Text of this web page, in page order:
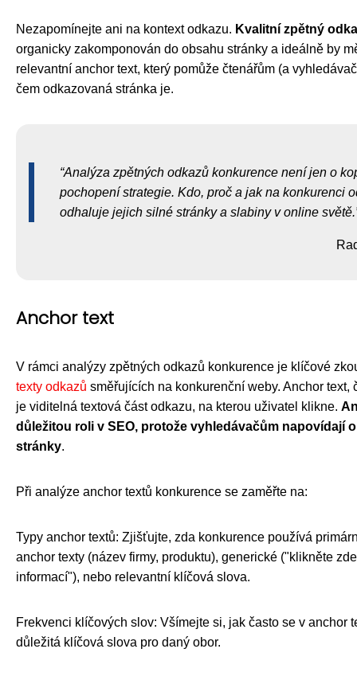
Nezapomínejte ani na kontext odkazu. Kvalitní zpětný
organicky zakomponován do obsahu stránky a ideálně by
relevantní anchor text, který pomůže čtenářům (a
čem odkazovaná stránka je.
Analýza zpětných odkazů konkurence není jen o
pochopení strategie. Kdo, proč a jak na konkurenci
odhaluje jejich silné stránky a slabiny v online světě.
Anchor text
V rámci analýzy zpětných odkazů konkurence je klíčové
texty odkazů směřujících na konkurenční weby. Anchor text,
je viditelná textová část odkazu, na kterou uživatel klikne.
důležitou roli v SEO, protože vyhledávačům napovídají
stránky.
Při analýze anchor textů konkurence se zaměřte na:
Typy anchor textů: Zjišťujte, zda konkurence používá
anchor texty (název firmy, produktu), generické ("klikněte
informací"), nebo relevantní klíčová slova.
Frekvenci klíčových slov: Všímejte si, jak často se v anchor
důležitá klíčová slova pro daný obor.